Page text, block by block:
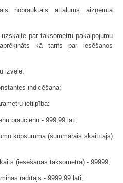
nobrauktais attālums aizņemtā
par taksometru pakalpojumu
kā tarifs par iesēšanos
izvēle;
indicēšana;
ietilpība:
braucienu - 999,99 lati;
kopsumma (summārais skaitītājs)
(iesēšanās taksometrā) - 99999;
rādītājs - 9999,99 lati;